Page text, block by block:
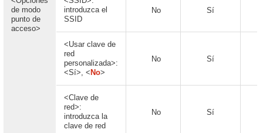
de modo
punto de
acceso>
introduzca el
SSID
No Sí
<Usar clave de
red
personalizada>:
<Sí>, < No>
No Sí
<Clave de
red>:
introduzca la
clave de red
No Sí